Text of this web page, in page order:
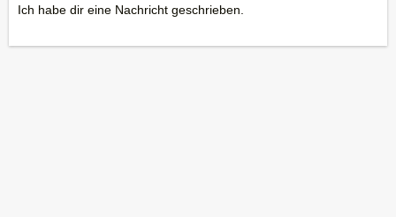
Ich habe dir eine Nachricht geschrieben.